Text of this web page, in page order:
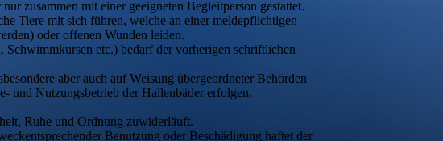
zusammen mit einer geeigneten Begleitperson gestattet.
Tiere mit sich führen, welche an einer meldepflichtigen
oder offenen Wunden leiden.
etc.) bedarf der vorherigen schriftlichen
aber auch auf Weisung übergeordneter Behörden
und Nutzungsbetrieb der Hallenbäder erfolgen.
Ruhe und Ordnung zuwiderläuft.
Benutzung oder Beschädigung haftet der